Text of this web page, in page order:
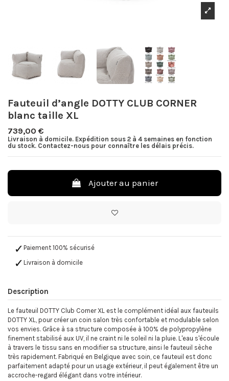
Fauteuil d’angle DOTTY CLUB CORNER
blanc taille XL
739,00 €
Livraison à domicile. Expédition sous 2 à 4 semaines en fonction
du stock. Contactez-nous pour connaître les délais précis.
Ajouter au panier
Paiement 100% sécurisé
Livraison à domicile
Description
Le fauteuil DOTTY Club Corner XL est le complément idéal aux fauteuils
DOTTY XL, pour créer un coin salon très confortable et modulable selon
vos envies. Grâce à sa structure composée à 100% de polypropylène
finement stabilisé aux UV, il ne craint ni le soleil ni la pluie. L'eau s'écoule
à travers le tissu sans en modifier sa structure, ainsi le fauteuil sèche
très rapidement. Fabriqué en Belgique avec soin, ce fauteuil est donc
parfaitement adapté pour un usage extérieur, il peut également être un
accroche-regard élégant dans votre intérieur.